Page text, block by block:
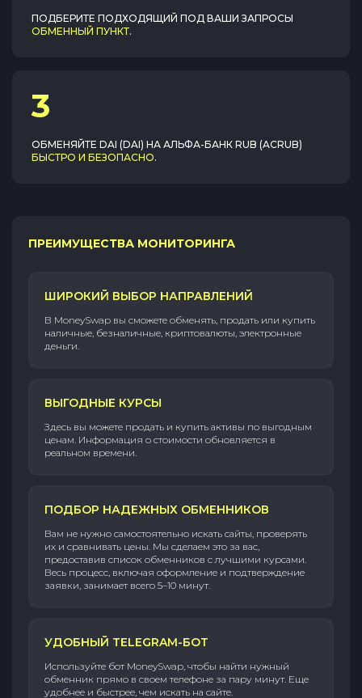
ПОДБЕРИТЕ ПОДХОДЯЩИЙ ПОД ВАШИ ЗАПРОСЫ
ОБМЕННЫЙ ПУНКТ.
3
ОБМЕНЯЙТЕ DAI (DAI) НА АЛЬФА-БАНК RUB (ACRUB)
БЫСТРО И БЕЗОПАСНО.
ПРЕИМУЩЕСТВА МОНИТОРИНГА
ШИРОКИЙ ВЫБОР НАПРАВЛЕНИЙ
В MoneySwap вы сможете обменять, продать или купить
наличные, безналичные, криптовалюты, электронные
деньги.
ВЫГОДНЫЕ КУРСЫ
Здесь вы можете продать и купить активы по выгодным
ценам. Информация о стоимости обновляется в
реальном времени.
ПОДБОР НАДЕЖНЫХ ОБМЕННИКОВ
Вам не нужно самостоятельно искать сайты, проверять
их и сравнивать цены. Мы сделаем это за вас,
предоставив список обменников с лучшими курсами.
Весь процесс, включая оформление и подтверждение
заявки, занимает всего 5–10 минут.
УДОБНЫЙ TELEGRAM-БОТ
Используйте бот MoneySwap, чтобы найти нужный
обменник прямо в своем телефоне за пару минут. Еще
удобнее и быстрее, чем искать на сайте.